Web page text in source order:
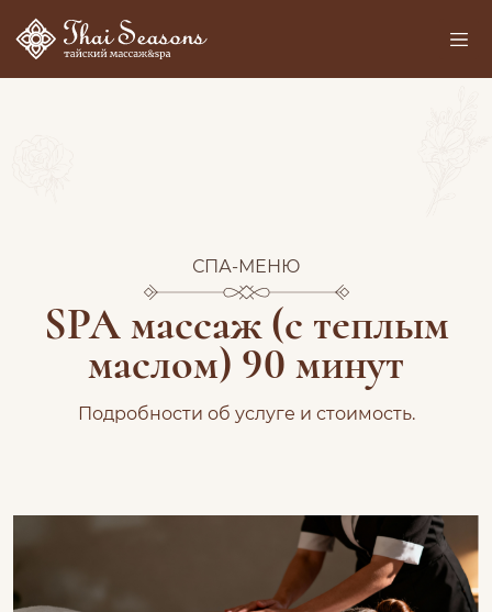
СПА-МЕНЮ
SPA массаж (с теплым
маслом) 90 минут
Подробности об услуге и стоимость.